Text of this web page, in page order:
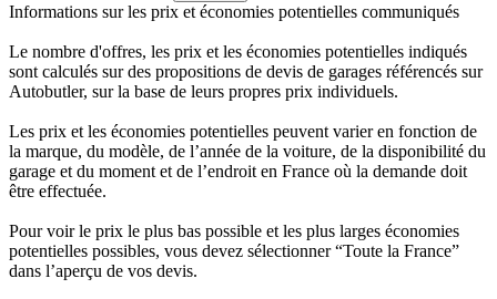
Informations sur les prix et économies potentielles communiqués
Le nombre d'offres, les prix et les économies potentielles indiqués
sont calculés sur des propositions de devis de garages référencés sur
Autobutler, sur la base de leurs propres prix individuels.
Les prix et les économies potentielles peuvent varier en fonction de
la marque, du modèle, de l’année de la voiture, de la disponibilité du
garage et du moment et de l’endroit en France où la demande doit
être effectuée.
Pour voir le prix le plus bas possible et les plus larges économies
potentielles possibles, vous devez sélectionner “Toute la France”
dans l’aperçu de vos devis.